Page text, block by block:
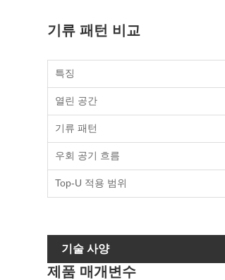
기류 패턴 비교
특징
열린 공간
기류 패턴
우회 공기 흐름
Top-U 적용 범위
기술 사양
제품 매개변수